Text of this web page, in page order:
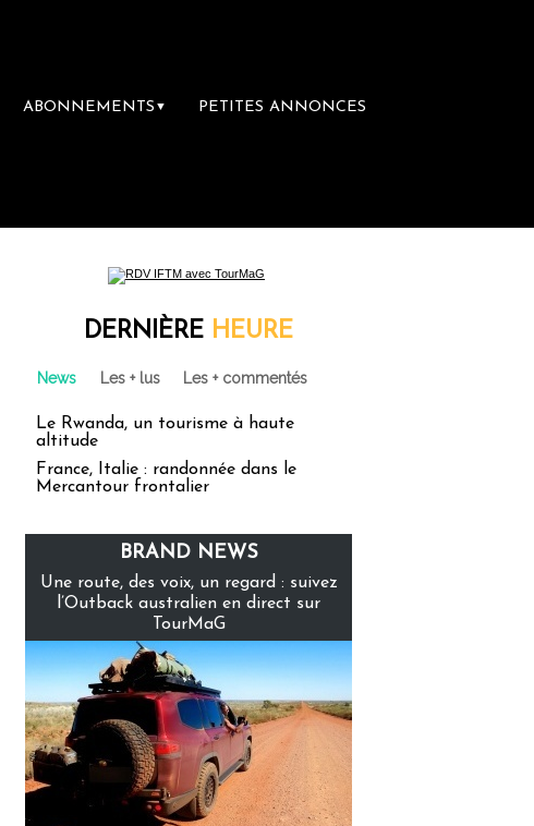
ABONNEMENTS ▼ PETITES ANNONCES
DERNIÈRE HEURE
News Les + lus Les + commentés
Le Rwanda, un tourisme à haute
altitude
France, Italie : randonnée dans le
Mercantour frontalier
BRAND NEWS
Une route, des voix, un regard : suivez
l’Outback australien en direct sur
TourMaG